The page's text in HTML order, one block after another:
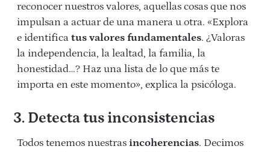
reconocer nuestros valores, aquellas cosas que nos
impulsan a actuar de una manera u otra. «Explora
e identifica tus valores fundamentales. ¿Valoras
la independencia, la lealtad, la familia, la
honestidad…? Haz una lista de lo que más te
importa en este momento», explica la psicóloga.
3. Detecta tus inconsistencias
Todos tenemos nuestras incoherencias. Decimos